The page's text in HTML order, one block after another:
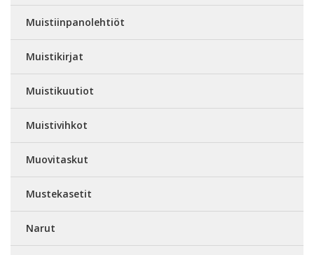
Muistiinpanolehtiöt
Muistikirjat
Muistikuutiot
Muistivihkot
Muovitaskut
Mustekasetit
Narut